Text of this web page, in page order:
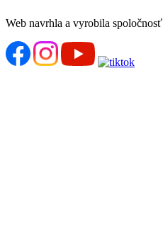
Web navrhla a vyrobila spoločnosť